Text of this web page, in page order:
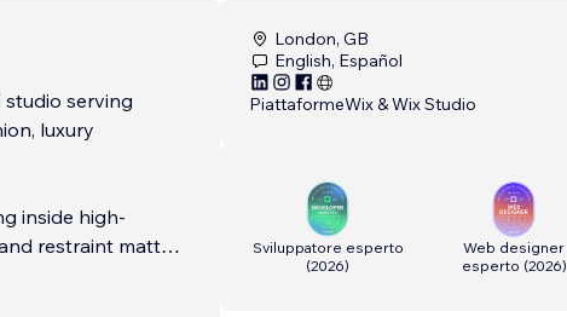
studio serving
luxury
inside high-
restraint matter
London, GB
English, Español
PiattaformeWix & Wix Studio
Sviluppatore esperto
(2026)
Web designer
esperto (2026)